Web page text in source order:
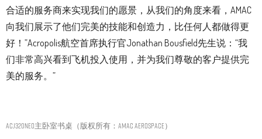
合适的服务商来实现我们的愿景，从我们的角度来看，AMAC
向我们展示了他们完美的技能和创造力，比任何人都做得更
好！”Acropolis航空首席执行官Jonathan Bousfield先生说：“我
们非常高兴看到飞机投入使用，并为我们尊敬的客户提供完
美的服务。”
ACJ320neo主卧室书桌（版权所有：AMAC Aerospace）